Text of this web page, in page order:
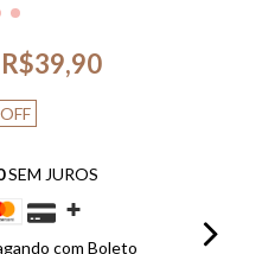
R$39,90
OFF
SEM JUROS
com Boleto